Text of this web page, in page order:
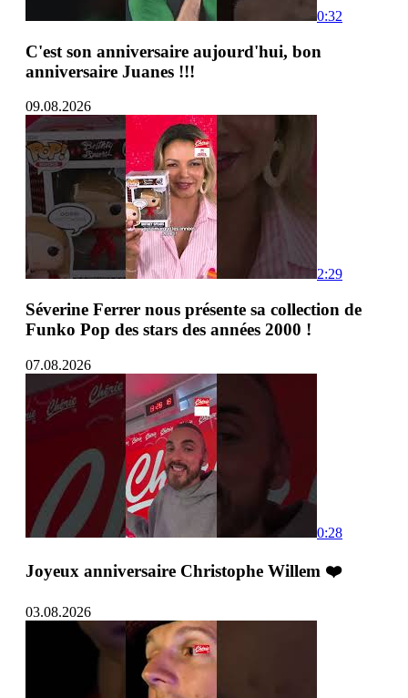
0:32
C'est son anniversaire aujourd'hui, bon
anniversaire Juanes !!!
09.08.2026
2:29
Séverine Ferrer nous présente sa collection de
Funko Pop des stars des années 2000 !
07.08.2026
0:28
Joyeux anniversaire Christophe Willem ❤️
03.08.2026